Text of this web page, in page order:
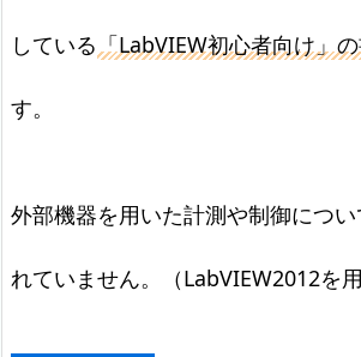
している 「LabVIEW初心者向け」
す。
外部機器を用いた計測や制御につ
れていません。（LabVIEW2012を